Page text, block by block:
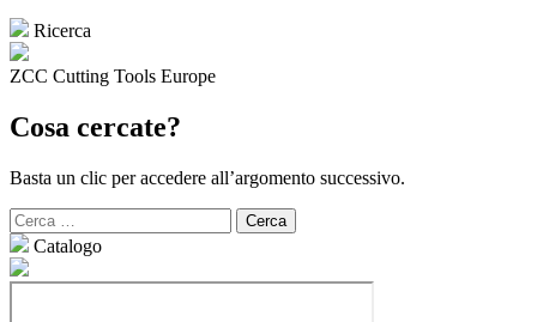
Ricerca
ZCC Cutting Tools Europe
Cosa cercate?
Basta un clic per accedere all’argomento successivo.
Ricerca
per:Catalogo